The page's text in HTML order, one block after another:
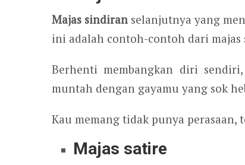
Majas sindiran selanjutnya yang
ini adalah contoh-contoh dari majas
Berhenti membangkan diri
muntah dengan gayamu yang sok
Kau memang tidak punya
Majas satire